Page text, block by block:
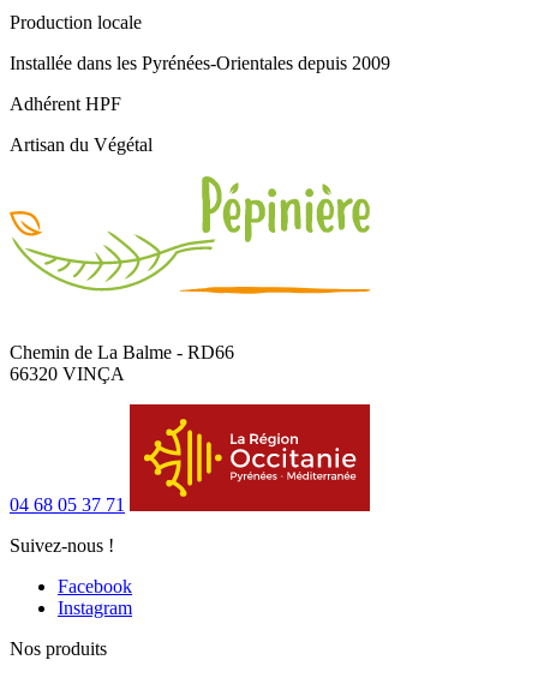
Production locale
Installée dans les Pyrénées-Orientales depuis 2009
Adhérent HPF
Artisan du Végétal
Chemin de La Balme - RD66
66320 VINÇA
04 68 05 37 71
Suivez-nous !
Facebook
Instagram
Nos produits